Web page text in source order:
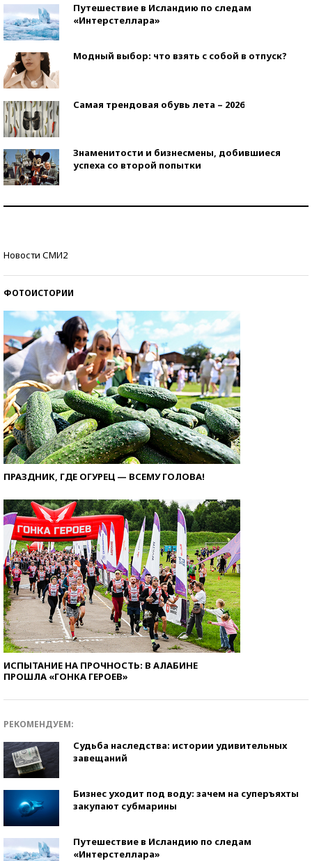
Путешествие в Исландию по следам
«Интерстеллара»
Модный выбор: что взять с собой в отпуск?
Самая трендовая обувь лета – 2026
Знаменитости и бизнесмены, добившиеся
успеха со второй попытки
Новости СМИ2
ФОТОИСТОРИИ
ПРАЗДНИК, ГДЕ ОГУРЕЦ — ВСЕМУ ГОЛОВА!
ИСПЫТАНИЕ НА ПРОЧНОСТЬ: В АЛАБИНЕ
ПРОШЛА «ГОНКА ГЕРОЕВ»
РЕКОМЕНДУЕМ:
Судьба наследства: истории удивительных
завещаний
Бизнес уходит под воду: зачем на суперъяхты
закупают субмарины
Путешествие в Исландию по следам
«Интерстеллара»